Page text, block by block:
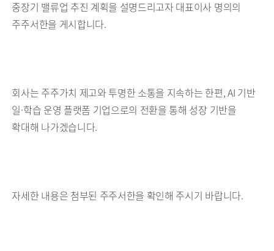
중장기 밸류업 추진 계획을 설명드리고자 대표이사 명의의
주주서한을 게시합니다.
회사는 주주가치 제고와 투명한 소통을 지속하는 한편, AI 기반
일·학습 운영 플랫폼 기업으로의 전환을 통해 성장 기반을
확대해 나가겠습니다.
자세한 내용은 첨부된 주주서한을 확인해 주시기 바랍니다.